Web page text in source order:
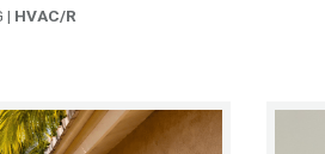
| HVAC/R